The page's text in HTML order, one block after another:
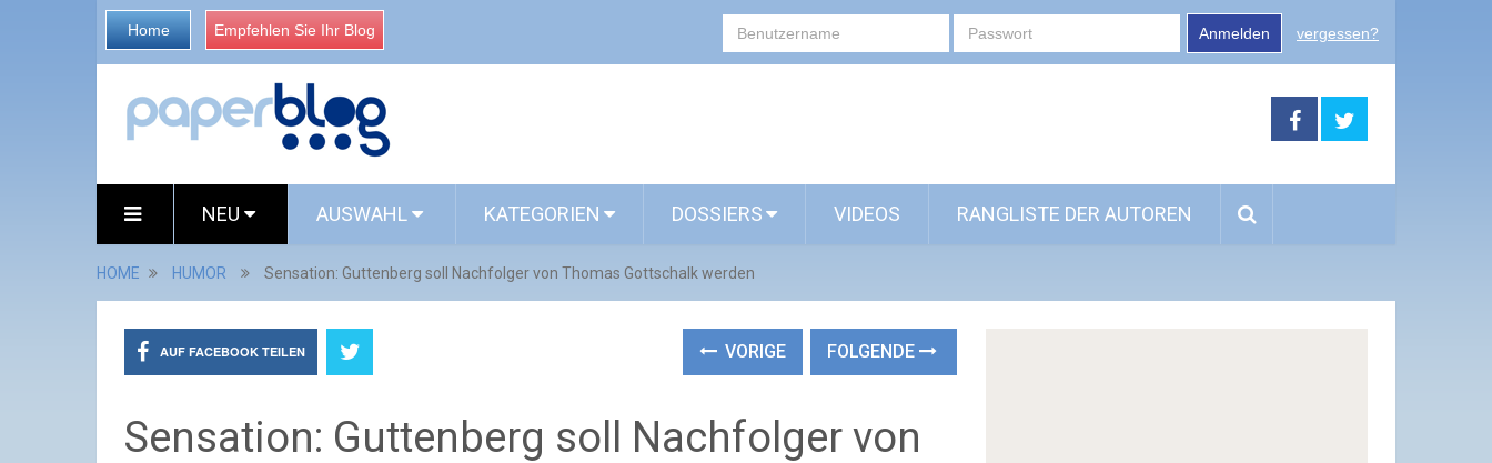
Home Empfehlen Sie Ihr Blog Anmelden vergessen?
NEU AUSWAHL KATEGORIEN DOSSIERS VIDEOS RANGLISTE DER AUTOREN
HOME HUMOR Sensation: Guttenberg soll Nachfolger von Thomas Gottschalk werden
AUF FACEBOOK TEILEN VORIGE FOLGENDE
Sensation: Guttenberg soll Nachfolger von